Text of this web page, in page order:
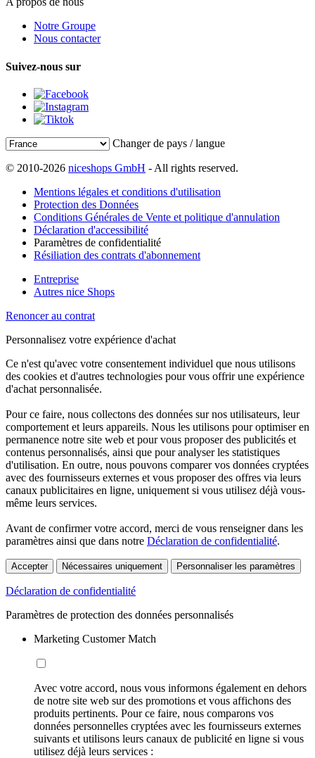
Notre Groupe
Nous contacter
Suivez-nous sur
Changer de pays / langue
© 2010-2026 niceshops GmbH - All rights reserved.
Mentions légales et conditions d'utilisation
Protection des Données
Conditions Générales de Vente et politique d'annulation
Déclaration d'accessibilité
Paramètres de confidentialité
Résiliation des contrats d'abonnement
Entreprise
Autres nice Shops
Renoncer au contrat
Personnalisez votre expérience d'achat
Ce n'est qu'avec votre consentement individuel que nous utilisons
des cookies et d'autres technologies pour vous offrir une expérience
d'achat personnalisée.
Pour ce faire, nous collectons des données sur nos utilisateurs, leur
comportement et leurs appareils. Nous les utilisons pour optimiser en
permanence notre site web et pour vous proposer des publicités et
contenus personnalisés, ainsi que pour analyser les statistiques
d'utilisation. En outre, nous pouvons comparer vos données cryptées
avec des fournisseurs externes et vous proposer des offres via leurs
canaux publicitaires en ligne, uniquement si vous utilisez déjà vous-
même leurs services.
Avant de confirmer votre accord, merci de vous renseigner dans les
paramètres ainsi que dans notre Déclaration de confidentialité.
Accepter Nécessaires uniquement Personnaliser les paramètres
Déclaration de confidentialité
Paramètres de protection des données personnalisés
Marketing Customer Match
Avec votre accord, nous vous informons également en dehors
de notre site web sur des promotions et vous affichons des
produits pertinents. Pour ce faire, nous comparons vos
données personnelles cryptées avec les fournisseurs externes
suivants et utilisons leurs canaux de publicité en ligne si vous
utilisez déjà leurs services :